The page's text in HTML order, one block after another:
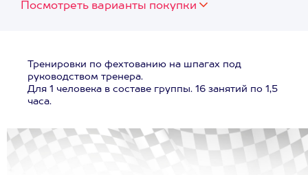
Посмотреть варианты покупки
Тренировки по фехтованию на шпагах под
руководством тренера.
Для 1 человека в составе группы. 16 занятий по 1,5
часа.